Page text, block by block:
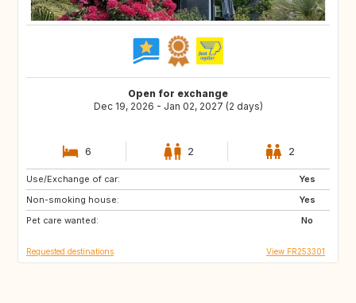
Open for exchange
Dec 19, 2026 - Jan 02, 2027 (2 days)
6 2 2
Use/Exchange of car:
Yes
Non-smoking house:
Yes
Pet care wanted:
No
IT
IS
DE
Requested destinations View FR253301